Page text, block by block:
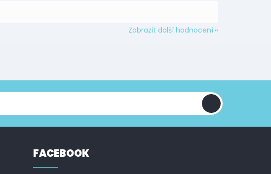
Zobrazit další hodnocení
FACEBOOK